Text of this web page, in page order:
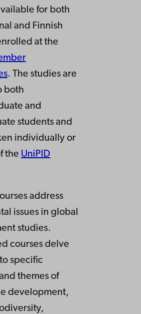
for both
and Finnish
at the
. The studies are
both
and
students and
individually or
the UniPID
address
issues in global
studies.
courses delve
specific
themes of
development,